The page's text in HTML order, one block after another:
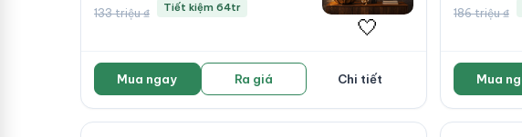
133 triệu ₫ Tiết kiệm 64tr
🤍
Mua ngay Ra giá Chi tiết
186 triệu ₫
Mua